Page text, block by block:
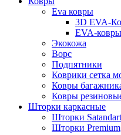
Eva ковры
3D EVA-
EVA-ковры
Экокожа
Ворс
Подпятники
Коврики сетка
Ковры
Ковры
Шторки каркасные
Шторки Satandart
Шторки Premium